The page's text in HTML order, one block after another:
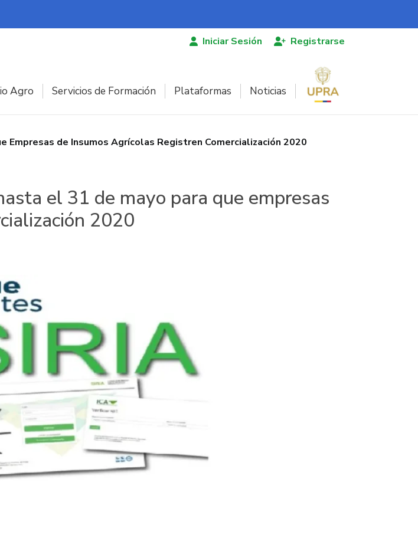
Iniciar Sesión Registrarse
Agro Servicios de Formación Plataformas Noticias
Empresas de Insumos Agrícolas Registren Comercialización 2020
el 31 de mayo para que empresas
2020